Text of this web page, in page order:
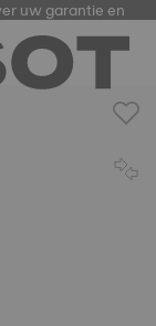
uw garantie en